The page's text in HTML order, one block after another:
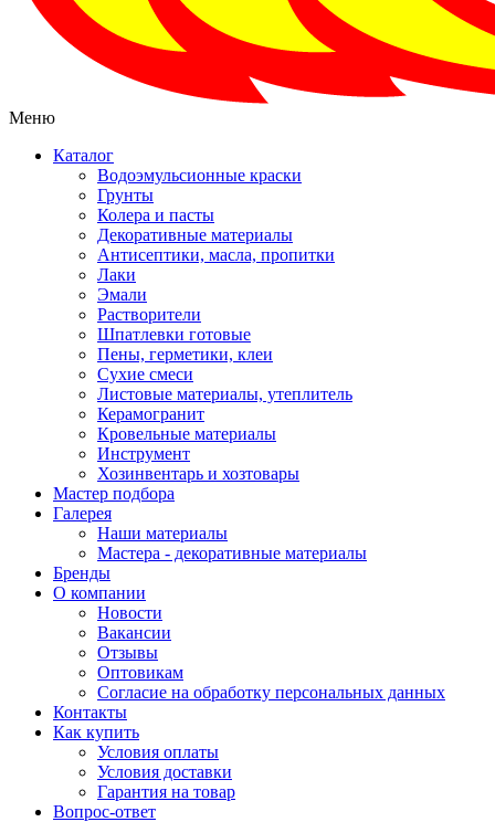
Меню
Каталог
Водоэмульсионные краски
Грунты
Колера и пасты
Декоративные материалы
Антисептики, масла, пропитки
Лаки
Эмали
Растворители
Шпатлевки готовые
Пены, герметики, клеи
Сухие смеси
Листовые материалы, утеплитель
Керамогранит
Кровельные материалы
Инструмент
Хозинвентарь и хозтовары
Мастер подбора
Галерея
Наши материалы
Мастера - декоративные материалы
Бренды
О компании
Новости
Вакансии
Отзывы
Оптовикам
Cогласие на обработку персональных данных
Контакты
Как купить
Условия оплаты
Условия доставки
Гарантия на товар
Вопрос-ответ